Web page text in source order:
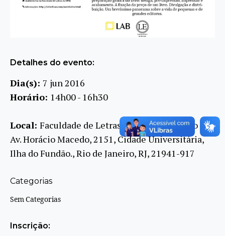
Detalhes do evento:
Dia(s): 7 jun 2016
Horário: 14h00 - 16h30
Local: Faculdade de Letras da UFRJ, Auditório C2
Av. Horácio Macedo, 2151, Cidade Universitária,
Ilha do Fundão., Rio de Janeiro, RJ, 21941-917
Categorias
Sem Categorias
Inscrição: